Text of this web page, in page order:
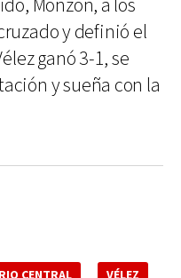
Monzón, a los
y definió el
ganó 3-1, se
y sueña con la